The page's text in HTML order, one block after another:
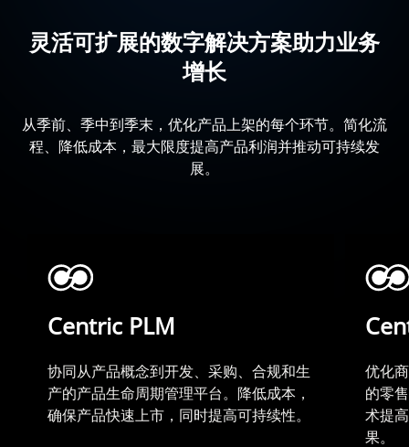
灵活可扩展的数字解决方案助力业务
增长
从季前、季中到季末，优化产品上架的每个环节。简化流
程、降低成本，最大限度提高产品利润并推动可持续发
展。
Centric PLM
协同从产品概念到开发、采购、合规和生
产的产品生命周期管理平台。降低成本，
确保产品快速上市，同时提高可持续性。
优化
的零
术提
果。